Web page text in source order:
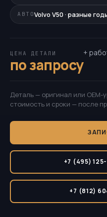
АВТОVolvo V50 · разные
ЦЕНА ДЕТАЛИ
по запросу
+
Деталь — оригинал или OEM-
стоимость и сроки — после
+7 (495)
+7 (812)